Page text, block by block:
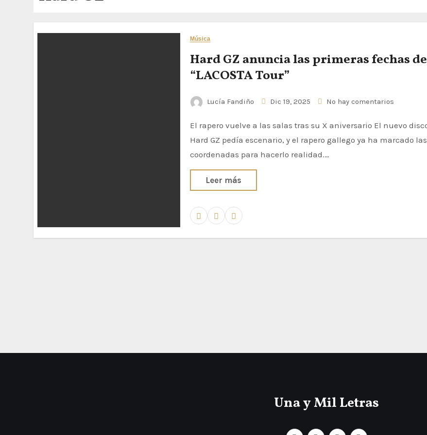
Música
Hard GZ anuncia las primeras fechas de
“LACOSTA Tour”
Lucía Fandiño Dic 19, 2025 No hay comentarios
El rapero vuelve a las salas tras su X aniversario El nuevo disco de
Hard GZ pedía escenario, y el rapero gallego ya ha marcado las
coordenadas para hacerlo realidad.…
Leer más
Una y Mil Letras